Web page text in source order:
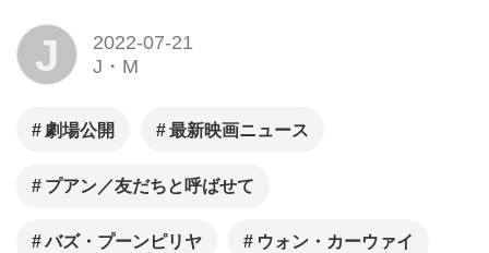
J
2022-07-21
J・M
劇場公開 最新映画ニュース
プアン／友だちと呼ばせて
バズ・プーンピリヤ ウォン・カーウァイ